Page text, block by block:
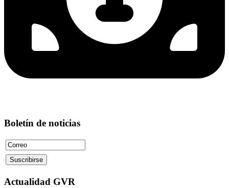
Boletín de noticias
Actualidad GVR